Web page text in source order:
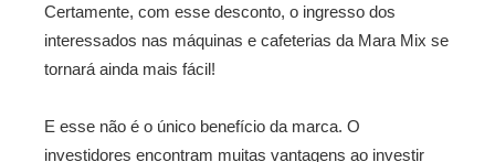
Certamente, com esse desconto, o ingresso dos
interessados nas máquinas e cafeterias da Mara Mix se
tornará ainda mais fácil!
E esse não é o único benefício da marca. O
investidores encontram muitas vantagens ao investir